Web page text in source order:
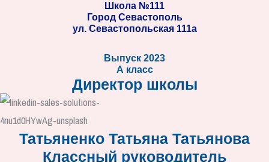
Школа №111
Город Севастополь
ул. Севастопольская 111а
Выпуск 2023
А класс
Директор школы
Татьяненко Татьяна Татьянова
Классный руководитель